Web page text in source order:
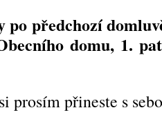
po předchozí
domu, 1.
prosím přineste s